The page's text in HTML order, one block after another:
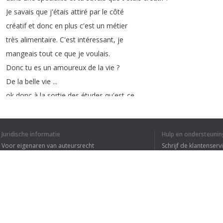
Je savais que j'étais attiré par le côté
créatif et donc en plus c'est un métier
très alimentaire. C'est intéressant, je
mangeais tout ce que je voulais.
Donc tu es un amoureux de la vie ?
De la belle vie ...
ok donc à la sortie des études qu'est-ce
rentre dans l'industrie
YOPLAIT,CANDIA...Ces marques là
Juridische informatie
Voor eigenaren van auteursrecht
Hulp en
Schrijf de